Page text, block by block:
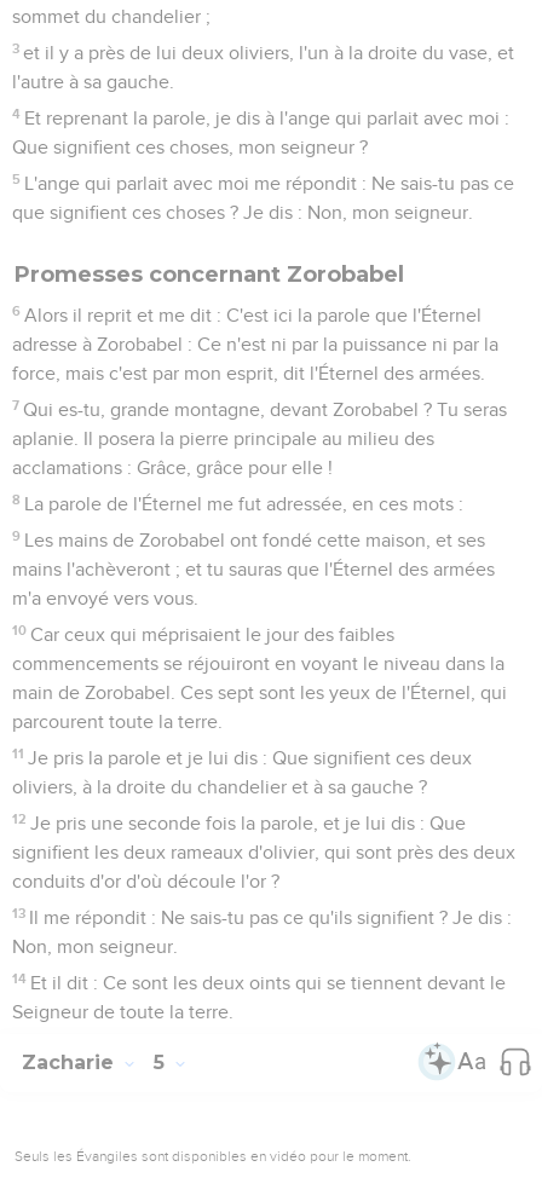
sommet du chandelier ;
3 et il y a près de lui deux oliviers, l'un à la droite du vase, et
l'autre à sa gauche.
4 Et reprenant la parole, je dis à l'ange qui parlait avec moi :
Que signifient ces choses, mon seigneur ?
5 L'ange qui parlait avec moi me répondit : Ne sais-tu pas ce
que signifient ces choses ? Je dis : Non, mon seigneur.
Promesses concernant Zorobabel
6 Alors il reprit et me dit : C'est ici la parole que l'Éternel
adresse à Zorobabel : Ce n'est ni par la puissance ni par la
force, mais c'est par mon esprit, dit l'Éternel des armées.
7 Qui es-tu, grande montagne, devant Zorobabel ? Tu seras
aplanie. Il posera la pierre principale au milieu des
acclamations : Grâce, grâce pour elle !
8 La parole de l'Éternel me fut adressée, en ces mots :
9 Les mains de Zorobabel ont fondé cette maison, et ses
mains l'achèveront ; et tu sauras que l'Éternel des armées
m'a envoyé vers vous.
10 Car ceux qui méprisaient le jour des faibles
commencements se réjouiront en voyant le niveau dans la
main de Zorobabel. Ces sept sont les yeux de l'Éternel, qui
parcourent toute la terre.
11 Je pris la parole et je lui dis : Que signifient ces deux
oliviers, à la droite du chandelier et à sa gauche ?
12 Je pris une seconde fois la parole, et je lui dis : Que
signifient les deux rameaux d'olivier, qui sont près des deux
conduits d'or d'où découle l'or ?
13 Il me répondit : Ne sais-tu pas ce qu'ils signifient ? Je dis :
Non, mon seigneur.
14 Et il dit : Ce sont les deux oints qui se tiennent devant le
Seigneur de toute la terre.
Zacharie 5
Seuls les Évangiles sont disponibles en vidéo pour le moment.